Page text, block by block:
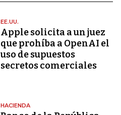
EE.UU.
Apple solicita a un juez
que prohíba a OpenAI el
uso de supuestos
secretos comerciales
HACIENDA